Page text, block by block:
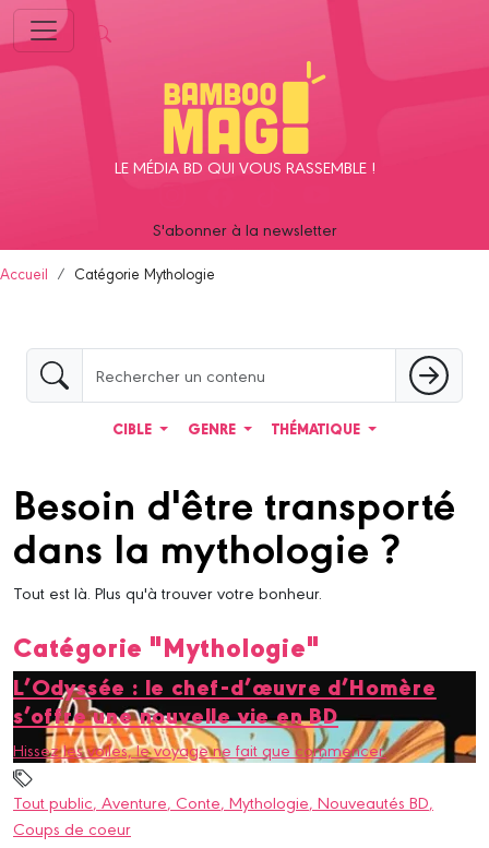
LE MÉDIA BD QUI VOUS RASSEMBLE !
S'abonner à la newsletter
Accueil Catégorie Mythologie
CIBLE GENRE THÉMATIQUE
Besoin d'être transporté
dans la mythologie ?
Tout est là. Plus qu'à trouver votre bonheur.
Catégorie "Mythologie"
L’Odyssée : le chef-d’œuvre d’Homère
s’offre une nouvelle vie en BD
Hissez les voiles, le voyage ne fait que commencer.
Tout public, Aventure, Conte, Mythologie, Nouveautés BD,
Coups de coeur
Panneau de gestion des cookies